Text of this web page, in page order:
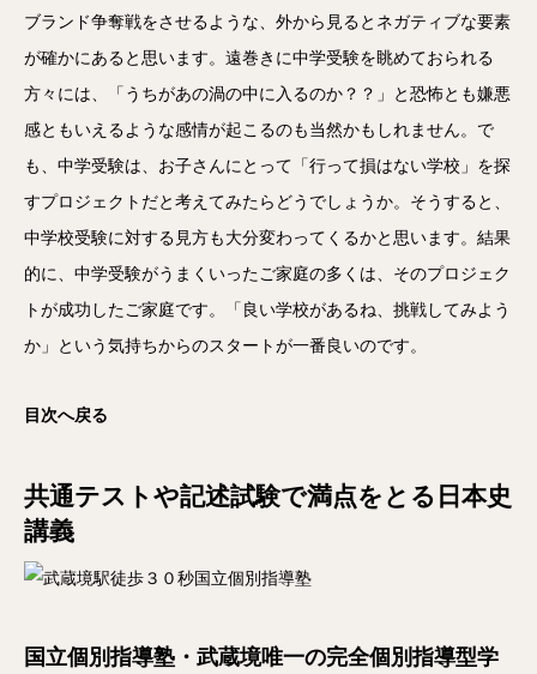
ブランド争奪戦をさせるような、外から見るとネガティブな要素
が確かにあると思います。遠巻きに中学受験を眺めておられる
方々には、「うちがあの渦の中に入るのか？？」と恐怖とも嫌悪
感ともいえるような感情が起こるのも当然かもしれません。で
も、中学受験は、お子さんにとって「行って損はない学校」を探
すプロジェクトだと考えてみたらどうでしょうか。そうすると、
中学校受験に対する見方も大分変わってくるかと思います。結果
的に、中学受験がうまくいったご家庭の多くは、そのプロジェク
トが成功したご家庭です。「良い学校があるね、挑戦してみよう
か」という気持ちからのスタートが一番良いのです。
目次へ戻る
共通テストや記述試験で満点をとる日本史
講義
国立個別指導塾・武蔵境唯一の完全個別指導型学